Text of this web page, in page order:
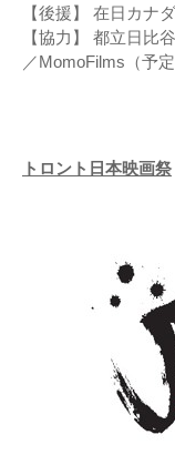
【後援】 在日カナ
【協力】 都立日比
／MomoFilms（予定
トロント日本映画祭